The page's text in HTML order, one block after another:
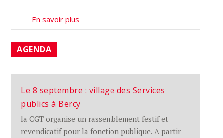
En savoir plus
AGENDA
Le 8 septembre : village des Services
publics à Bercy
la CGT organise un rassemblement festif et
revendicatif pour la fonction publique. A partir